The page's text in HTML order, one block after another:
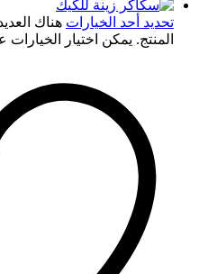
تحديد أحد الخيارات هناك
المنتج. يمكن اختيار